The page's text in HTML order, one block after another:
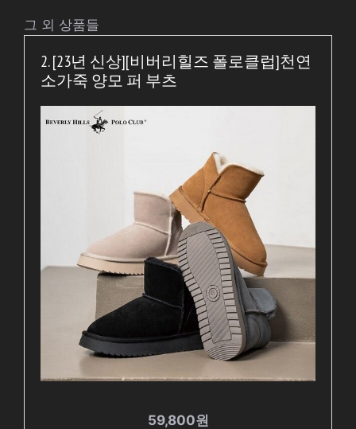
그 외 상품들
2. [23년 신상][비버리힐즈 폴로클럽]천연
소가죽 양모 퍼 부츠
59,800원